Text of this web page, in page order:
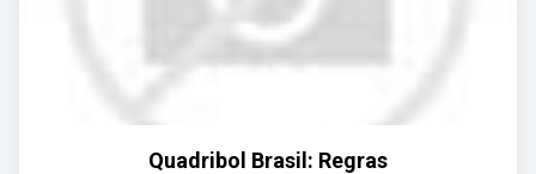
Quadribol Brasil: Regras